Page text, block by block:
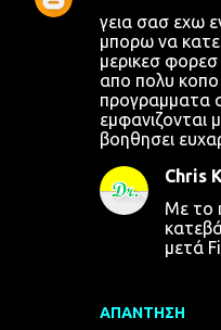
γεια σασ εχω
μπορω να
μερικεσ
απο πολυ
προγραμματα
εμφανιζονται
βοηθησει
ΑΠΆΝΤΗΣΗ
Chris
Με το
μετά